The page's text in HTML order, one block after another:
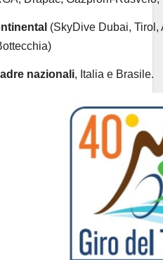
(SkyDive Dubai, Tirol,
nazionali, Italia e Brasile.